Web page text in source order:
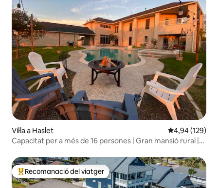
Vil·la a Haslet 4,94 de
4,94 (129)
Capacitat per a més de 16 persones | Gran mansió rural |
Principals recomanacions dels viatgers
Recomanació del viatger